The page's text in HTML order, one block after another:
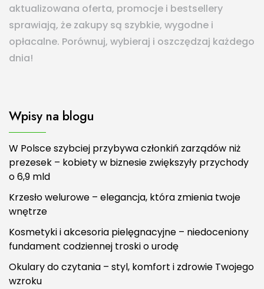
aktualizowana oferta, promocje i bestsellery
sprawiają, że zakupy są szybkie, wygodne i
opłacalne. Porównuj, wybieraj i oszczędzaj każdego
dnia!
Wpisy na blogu
W Polsce szybciej przybywa członkiń zarządów niż
prezesek – kobiety w biznesie zwiększyły przychody
o 6,9 mld
Krzesło welurowe – elegancja, która zmienia twoje
wnętrze
Kosmetyki i akcesoria pielęgnacyjne – niedoceniony
fundament codziennej troski o urodę
Okulary do czytania – styl, komfort i zdrowie Twojego
wzroku